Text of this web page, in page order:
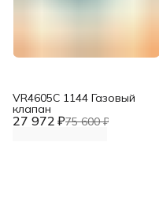
27 972 ₽75 600 ₽
VR4605С 1144 Газовый
клапан